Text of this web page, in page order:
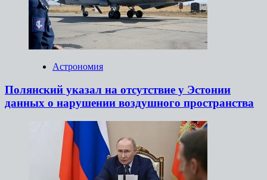
Астрономия
Полянский указал на отсутствие у Эстонии
данных о нарушении воздушного пространства